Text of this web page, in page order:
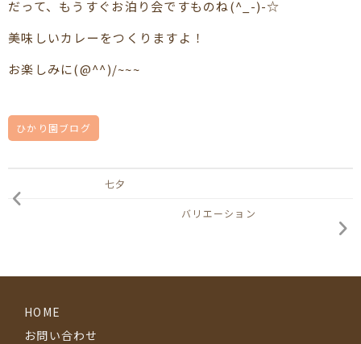
だって、もうすぐお泊り会ですものね(^_-)-☆
美味しいカレーをつくりますよ！
お楽しみに(@^^)/~~~
ひかり園ブログ
七夕
バリエーション
HOME
お問い合わせ